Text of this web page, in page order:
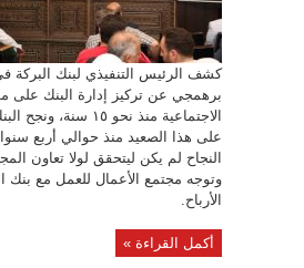
المحتاجة
مغلقة
كشف الرئيس التنفيذي لبنك البركة
برهمجي عن تركيز إدارة البنك على
الاجتماعية منذ نحو ١٥
على هذا الصعيد منذ حوالي أربع
النجاح لم يكن ليتحقق لولا تعاون
وتوجه مجتمع الأعمال للعمل مع بنك
الأرباح.
أكمل القراءة »